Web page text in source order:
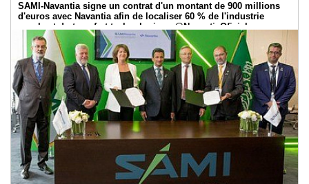
SAMI-Navantia signe un contrat d'un montant de 900 millions
d'euros avec Navantia afin de localiser 60 % de l'industrie
navale et du transfert technologique @NavantiaOficial
@SAMIDefense